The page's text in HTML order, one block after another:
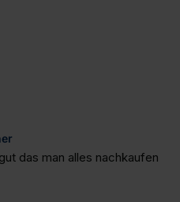
das man alles nachkaufen